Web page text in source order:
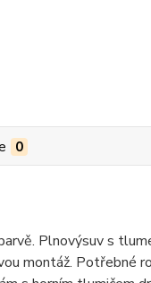
0
Plnovýsuv s
montáž. Potřebné